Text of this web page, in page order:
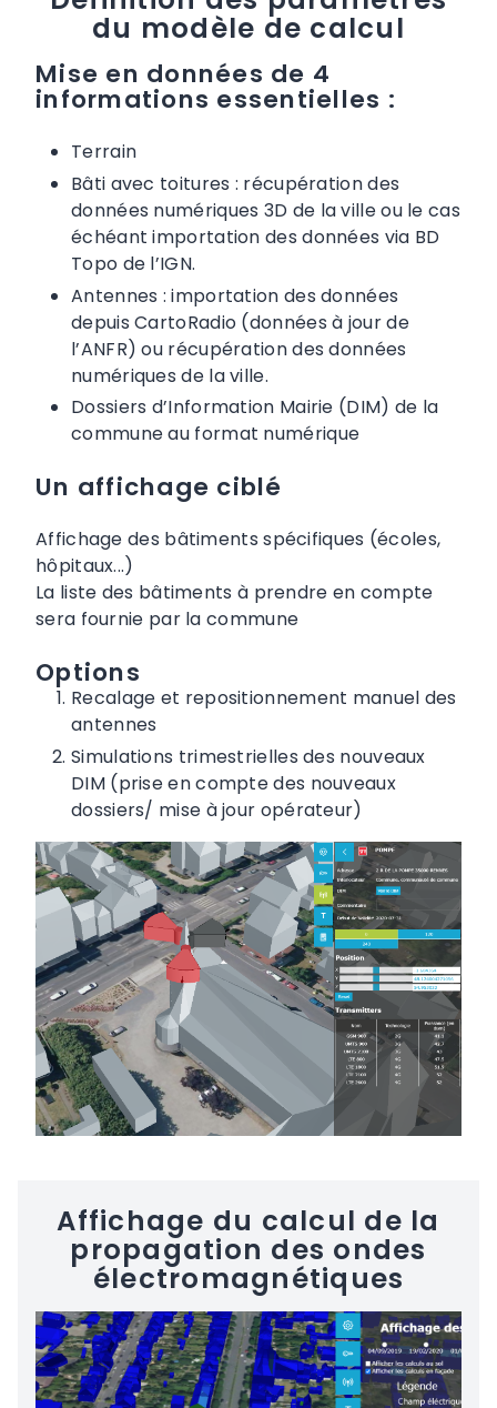
du modèle de calcul
Mise en données de 4
informations essentielles :
Terrain
Bâti avec toitures : récupération des
données numériques 3D de la ville ou le cas
échéant importation des données via BD
Topo de l’IGN.
Antennes : importation des données
depuis CartoRadio (données à jour de
l’ANFR) ou récupération des données
numériques de la ville.
Dossiers d’Information Mairie (DIM) de la
commune au format numérique
Un affichage ciblé
Affichage des bâtiments spécifiques (écoles,
hôpitaux...)
La liste des bâtiments à prendre en compte
sera fournie par la commune
Options
Recalage et repositionnement manuel des
antennes
Simulations trimestrielles des nouveaux
DIM (prise en compte des nouveaux
dossiers/ mise à jour opérateur)
Affichage du calcul de la
propagation des ondes
électromagnétiques